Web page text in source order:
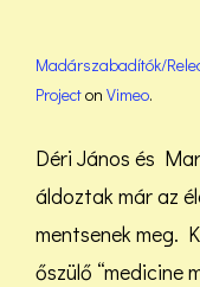
Madárszabadítók/
Projecton Vimeo.
Déri János és
áldoztak már az
mentsenek meg.
őszülő “medicine